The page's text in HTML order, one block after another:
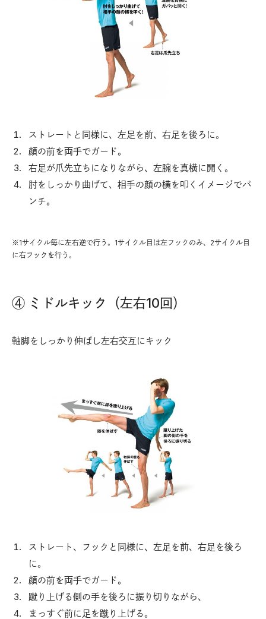
ストレートと同様に、左足を前、右足を後ろに。
顔の前を両手でガード。
右足が爪先立ちになりながら、左腕を真横に開く。
肘をしっかり曲げて、相手の顔の横を叩くイメージでパ
ンチ。
※1サイクル毎に左右逆で行う。1サイクル目は左フックのみ、2サイクル目
に右フックを行う。
④ ミドルキック（左右10回）
軸脚をしっかり伸ばし左右交互にキック
ストレート、フックと同様に、左足を前、右足を後ろ
に。
顔の前を両手でガード。
蹴り上げる側の手を後ろに振り切りながら、
まっすぐ前に足を蹴り上げる。